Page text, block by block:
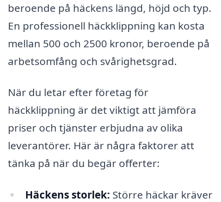
beroende på häckens längd, höjd och typ.
En professionell häckklippning kan kosta
mellan 500 och 2500 kronor, beroende på
arbetsomfång och svårighetsgrad.
När du letar efter företag för
häckklippning är det viktigt att jämföra
priser och tjänster erbjudna av olika
leverantörer. Här är några faktorer att
tänka på när du begär offerter:
Häckens storlek: Större häckar kräver